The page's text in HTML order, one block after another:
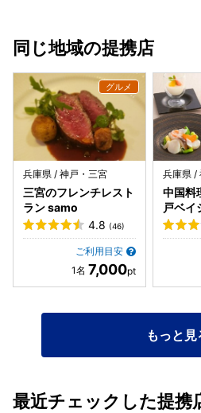
さ。薬味3種あり淡路のおのころ塩
てていたわ。次の、温野菜かしら
生。。。 かぼちゃも生でした。
すね。これも残念だわ。お値段の
いっぱいになりました。帰りの際
ありました。ごちそうさまでした
揚げ ◆豆乳湯豆富小鍋 ◆大豆屋特
チ☁️🍃✨ いろんなお豆腐料理を少
かな豪華御膳👀♪ ランチにしては
豆腐ってこんなに美味しかったっ
なめらかでめっちゃ美味しかった
っぱいになるけど ヘルシーやか
したゆったりくつろげる店内で食
た🫶🏻
同じ地域の提携店
兵庫県 / 神戸・三宮
三宮のフレンチレスト
ラン samo
4.8 (46)
ご利用目安
7,000
兵庫県 /
中国料
戸ベイ
テル&
もっと見
最近チェックした提携